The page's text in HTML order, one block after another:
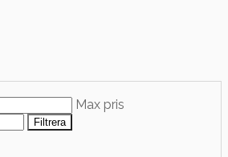
Max pris
Filtrera